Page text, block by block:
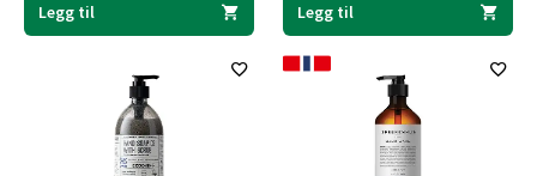
Legg til Legg til